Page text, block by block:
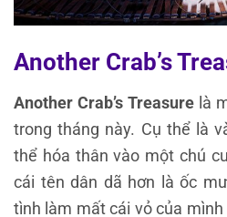
Another Crab’s
Another Crab’s Treasure là
trong tháng này. Cụ thể là
thể hóa thân vào một chú
cái tên dân dã hơn là ốc
tình làm mất cái vỏ của